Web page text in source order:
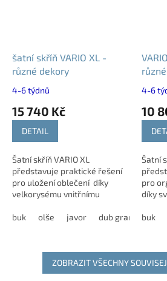
šatní skříň VARIO XL -
různé dekory
4-6 týdnů
15 740 Kč
DETAIL
Šatní skříň VARIO XL
představuje praktické řešení
pro uložení oblečení díky
velkorysému vnitřnímu
zásuvkám. Tento model nabízí
buk olše javor dub grande
4-6
10
Šatní
pro
díky
buk
ZOBRAZIT VŠECHNY